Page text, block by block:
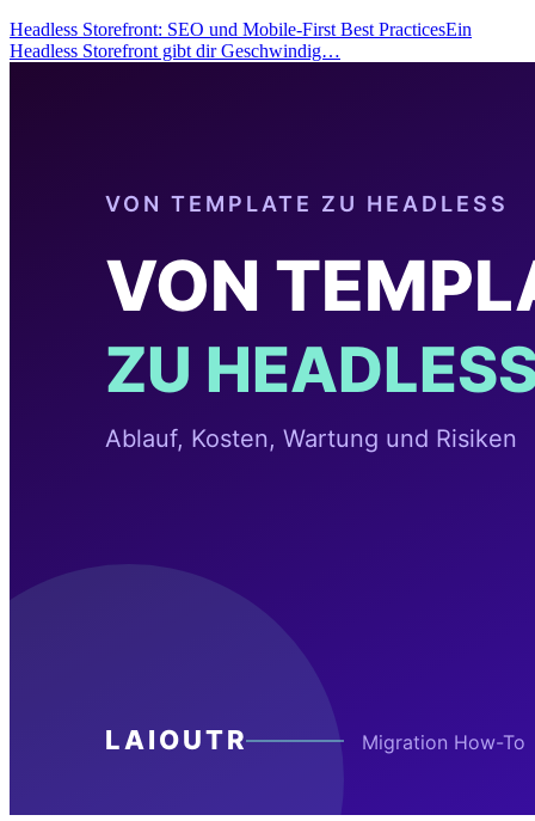
Headless Storefront: SEO und Mobile-First Best PracticesEin
Headless Storefront gibt dir Geschwindig…